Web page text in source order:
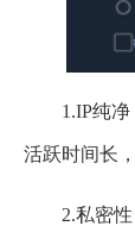
1.IP纯
活跃时间长
2.私密